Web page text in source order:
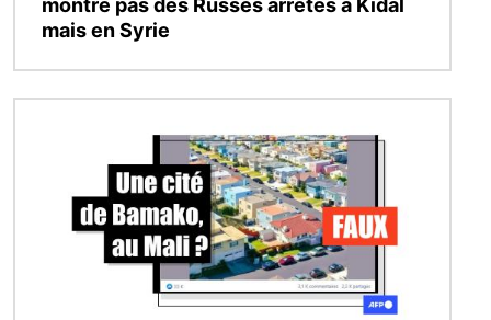
montre pas des Russes arrêtés à Kidal
mais en Syrie